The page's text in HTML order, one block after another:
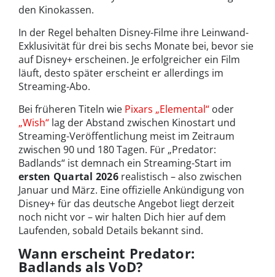
den Kinokassen.
In der Regel behalten Disney-Filme ihre Leinwand-
Exklusivität für drei bis sechs Monate bei, bevor sie
auf Disney+ erscheinen. Je erfolgreicher ein Film
läuft, desto später erscheint er allerdings im
Streaming-Abo.
Bei früheren Titeln wie Pixars „Elemental“ oder
„Wish“ lag der Abstand zwischen Kinostart und
Streaming-Veröffentlichung meist im Zeitraum
zwischen 90 und 180 Tagen. Für „Predator:
Badlands“ ist demnach ein Streaming-Start im
ersten Quartal 2026realistisch – also zwischen
Januar und März. Eine offizielle Ankündigung von
Disney+ für das deutsche Angebot liegt derzeit
noch nicht vor – wir halten Dich hier auf dem
Laufenden, sobald Details bekannt sind.
Wann erscheint Predator:
Badlands als VoD?